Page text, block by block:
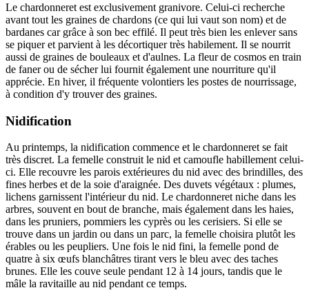
Le chardonneret est exclusivement granivore. Celui-ci recherche
avant tout les graines de chardons (ce qui lui vaut son nom) et de
bardanes car grâce à son bec effilé. Il peut très bien les enlever sans
se piquer et parvient à les décortiquer très habilement. Il se nourrit
aussi de graines de bouleaux et d'aulnes. La fleur de cosmos en train
de faner ou de sécher lui fournit également une nourriture qu'il
apprécie. En hiver, il fréquente volontiers les postes de nourrissage,
à condition d'y trouver des graines.
Nidification
Au printemps, la nidification commence et le chardonneret se fait
très discret. La femelle construit le nid et camoufle habillement celui-
ci. Elle recouvre les parois extérieures du nid avec des brindilles, des
fines herbes et de la soie d'araignée. Des duvets végétaux : plumes,
lichens garnissent l'intérieur du nid. Le chardonneret niche dans les
arbres, souvent en bout de branche, mais également dans les haies,
dans les pruniers, pommiers les cyprès ou les cerisiers. Si elle se
trouve dans un jardin ou dans un parc, la femelle choisira plutôt les
érables ou les peupliers. Une fois le nid fini, la femelle pond de
quatre à six œufs blanchâtres tirant vers le bleu avec des taches
brunes. Elle les couve seule pendant 12 à 14 jours, tandis que le
mâle la ravitaille au nid pendant ce temps.